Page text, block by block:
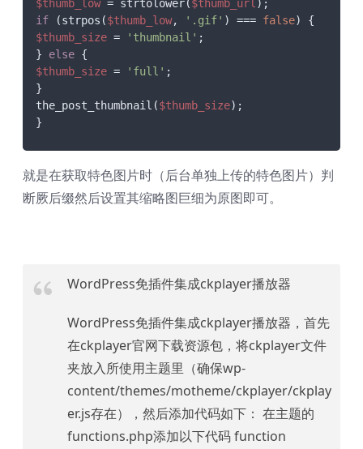
$thumb_low = strtolower($thumb_url
if (strpos($thumb_low, '.gif' ) === false
$thumb_size = 'thumbnail' ;
} else
$thumb_size = 'full' ;
}
the_post_thumbnail($thumb_size);
}
就是在获取特色图片时（后台单独上传的特色图片）判
断厥后缀然后设置其缩略图巨细为原图即可。
WordPress免插件集成ckplayer播放器
WordPress免插件集成ckplayer播放器，首先
在ckplayer官网下载资源包，将ckplayer文件
夹放入所使用主题里（确保wp-
content/themes/motheme/ckplayer/ckplay
er.js存在），然后添加代码如下： 在主题的
functions.php添加以下代码 function